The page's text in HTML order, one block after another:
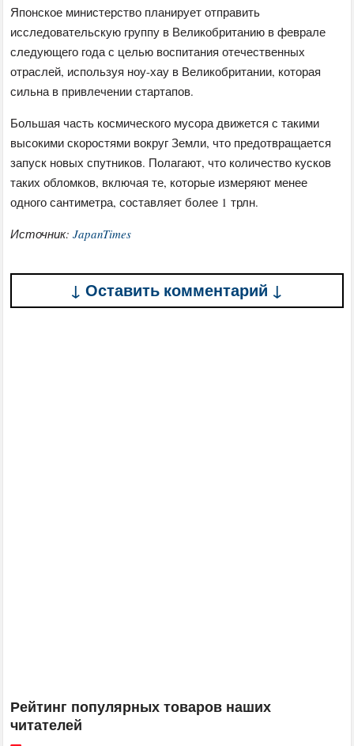
Японское министерство планирует отправить
исследовательскую группу в Великобританию в феврале
следующего года с целью воспитания отечественных
отраслей, используя ноу-хау в Великобритании, которая
сильна в привлечении стартапов.
Большая часть космического мусора движется с такими
высокими скоростями вокруг Земли, что предотвращается
запуск новых спутников. Полагают, что количество кусков
таких обломков, включая те, которые измеряют менее
одного сантиметра, составляет более 1 трлн.
Источник:JapanTimes
↓ Оставить комментарий ↓
Рейтинг популярных товаров наших
читателей